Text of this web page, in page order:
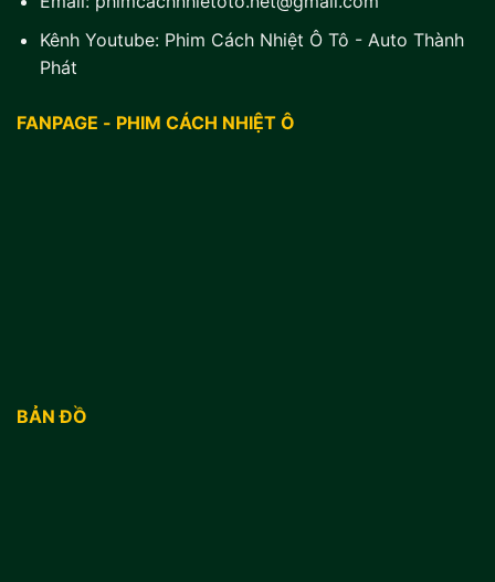
Kênh Youtube: Phim Cách Nhiệt Ô Tô - Auto Thành
Phát
FANPAGE - PHIM CÁCH NHIỆT Ô
BẢN ĐỒ